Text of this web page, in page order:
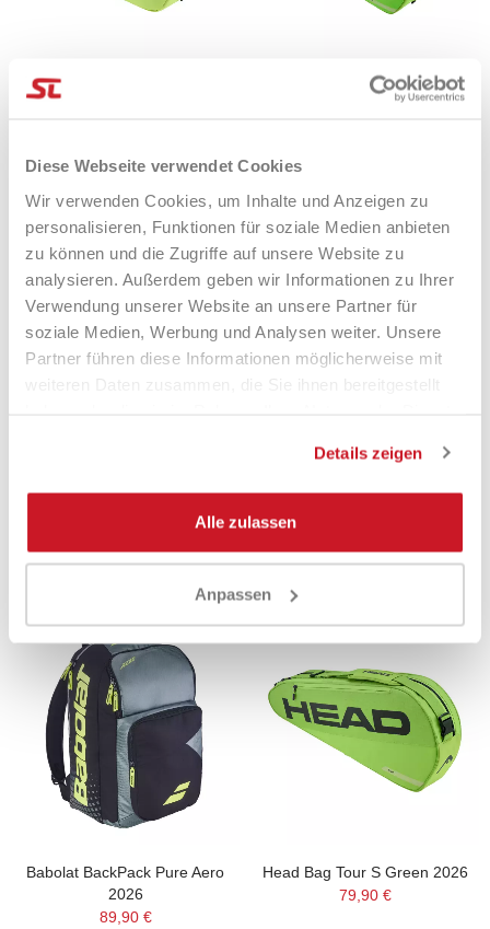
Diese Webseite verwendet Cookies
Wir verwenden Cookies, um Inhalte und Anzeigen zu
personalisieren, Funktionen für soziale Medien anbieten
zu können und die Zugriffe auf unsere Website zu
analysieren. Außerdem geben wir Informationen zu Ihrer
Verwendung unserer Website an unsere Partner für
soziale Medien, Werbung und Analysen weiter. Unsere
Partner führen diese Informationen möglicherweise mit
Details zeigen
Alle zulassen
Anpassen
Head Bag Tour L SG
Head Bag Tour L Green 2026
-30% -15%
Babolat BackPack Pure Aero
2026
89,90 €
Head Bag Tour S Green 2026
79,90 €